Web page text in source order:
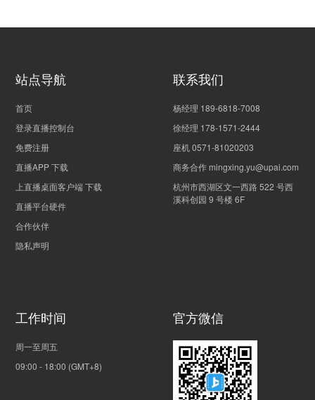
站点导航
首页
登录直播控制台
免费注册
直播APP 下载
上直播桌面客户端 下载
直播平台硬件
合作伙伴
隐私声明
联系我们
杨经理 189-6818-7008
徐经理 178-1571-2444
座机 0571-81020203
商务合作 mingxing.yu@upai.com
杭州市西湖区文一西路 522 号西
溪科创园 9 号楼 6F
工作时间
周一至周五
09:00 - 18:00 (GMT+8)
官方微信